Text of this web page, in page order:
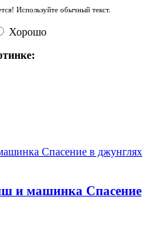
Используйте обычный текст.
Хорошо
и машинка Спасение